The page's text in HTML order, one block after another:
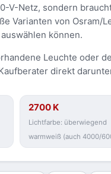
V-Netz, sondern
Varianten von Osram/
können.
Leuchte oder
direkt
2700 K
Lichtfarbe: überwiegend
warmweiß (auch 4000/